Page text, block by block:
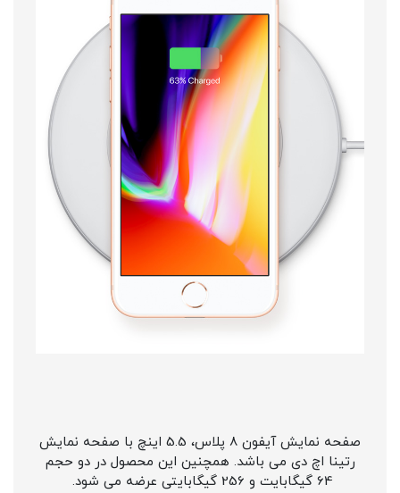
صفحه نمایش آیفون 8 پلاس، 5.5 اینچ با صفحه نمایش
رتینا اچ دی می باشد. همچنین این محصول در دو حجم
64 گیگابایت و 256 گیگابایتی عرضه می شود.